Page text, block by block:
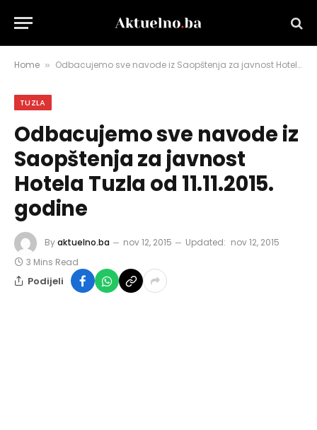
Home » Odbacujemo sve navode iz Saopštenja za javnost Hotela Tuzla od 11.11.2015. godine
TUZLA
Odbacujemo sve navode iz
Saopštenja za javnost
Hotela Tuzla od 11.11.2015.
godine
Byaktuelno.ba nov 12, 2015 Updated: nov 12, 2015
3 Mins Read
Podijeli